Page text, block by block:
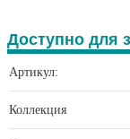
Доступно для
Артикул:
Коллекция